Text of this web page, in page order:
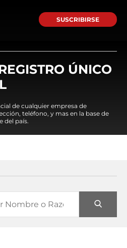
SUSCRIBIRSE
ÚNICO
de cualquier empresa de
teléfono, y mas en la base de
del país.